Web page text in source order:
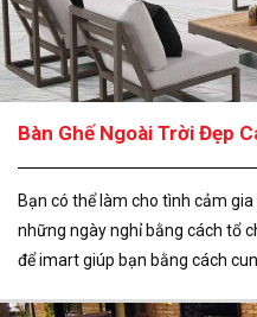
Bàn Ghế Ngoài Trời Đẹp
Bạn có thể làm cho tình cảm
những ngày nghỉ bằng cách tổ
để imart giúp bạn bằng cách